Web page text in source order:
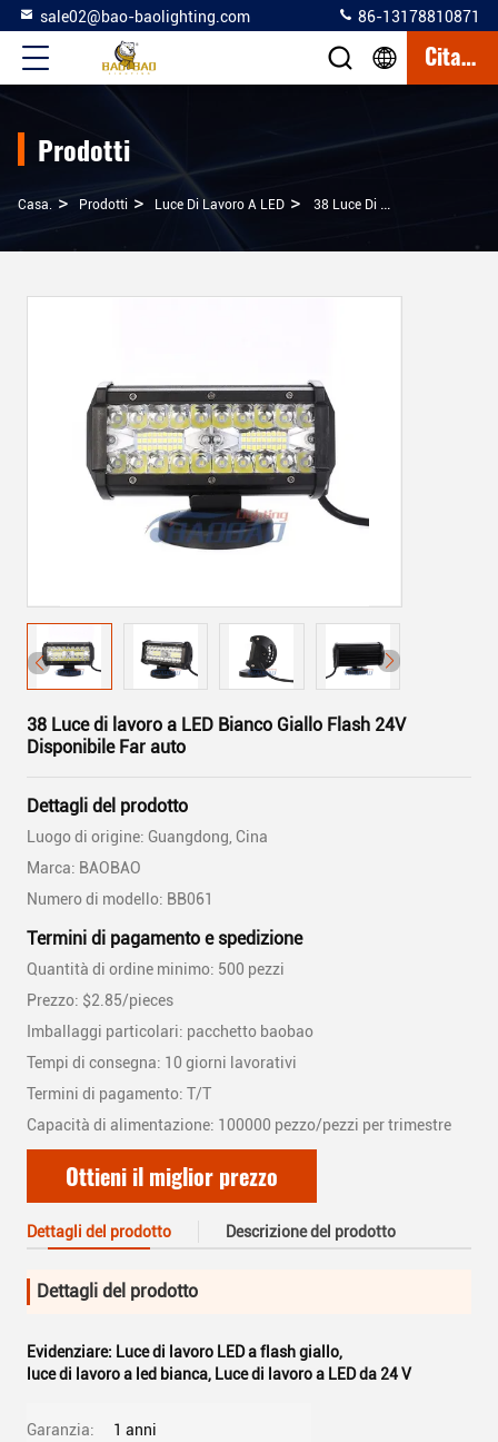
sale02@bao-baolighting.com 86-13178810871
Citazione
Prodotti
Casa. > Prodotti > Luce Di Lavoro A LED > 38 Luce Di Lavoro A LED Bianco Giallo Flash 24V Disponibile Far Auto
38 Luce di lavoro a LED Bianco Giallo Flash 24V
Disponibile Far auto
Dettagli del prodotto
Luogo di origine: Guangdong, Cina
Marca: BAOBAO
Numero di modello: BB061
Termini di pagamento e spedizione
Quantità di ordine minimo: 500 pezzi
Prezzo: $2.85/pieces
Imballaggi particolari: pacchetto baobao
Tempi di consegna: 10 giorni lavorativi
Termini di pagamento: T/T
Capacità di alimentazione: 100000 pezzo/pezzi per trimestre
Ottieni il miglior prezzo
Dettagli del prodotto Descrizione del prodotto
Dettagli del prodotto
Evidenziare: Luce di lavoro LED a flash giallo,
luce di lavoro a led bianca, Luce di lavoro a LED da 24 V
Garanzia: 1 anni